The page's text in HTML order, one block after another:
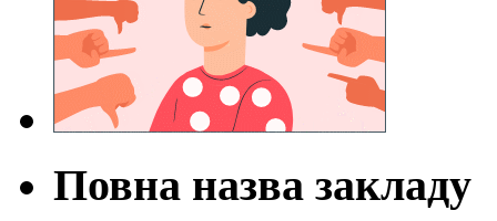
Повна назва закладу